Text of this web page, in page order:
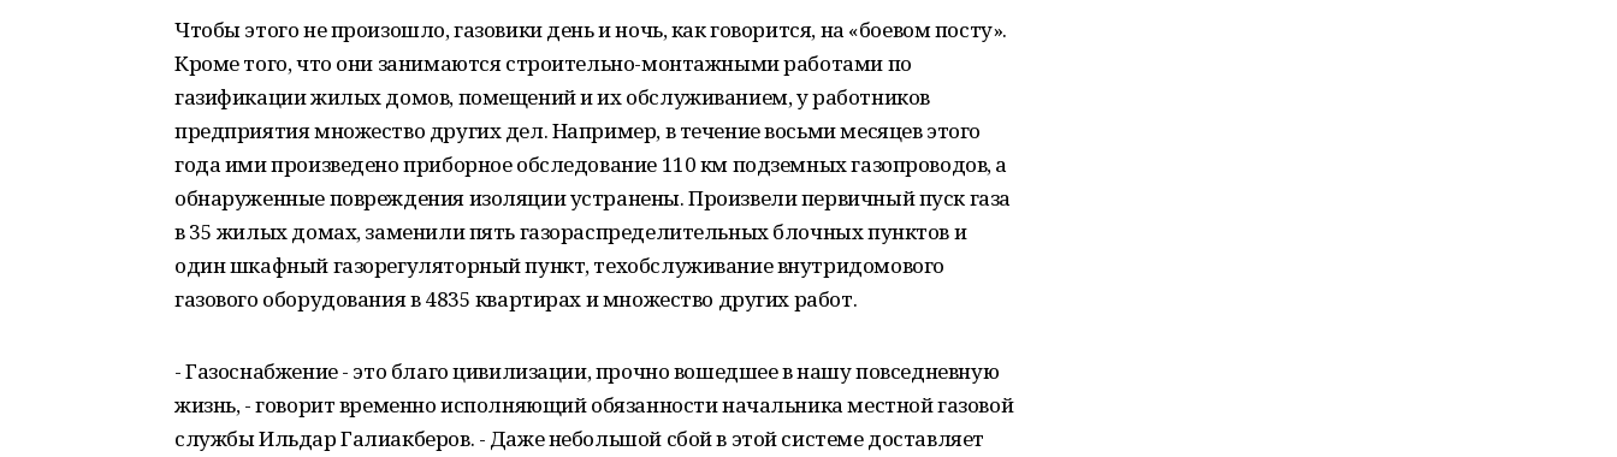
Чтобы этого не произошло, газовики день и ночь, как говорится, на «боевом посту».
Кроме того, что они занимаются строительно-мон­тажными работами по
газификации жилых домов, помещений и их обслуживанием, у работников
предприятия множество других дел. Например, в течение восьми месяцев этого
года ими произведено приборное обследование 110 км подземных газопроводов, а
обна­руженные повреждения изоляции устранены. Произвели первичный пуск газа
в 35 жилых домах, заменили пять газораспределительных блочных пунктов и
один шкафный газорегуляторный пункт, техобслу­живание внутридомового
газового оборудования в 4835 квартирах и множество других работ.
- Газоснабжение - это благо цивилизации, прочно вошедшее в нашу повседневную
жизнь, - говорит временно исполняющий обя­занности начальника местной газовой
службы Ильдар Галиакберов. - Даже небольшой сбой в этой системе доставляет